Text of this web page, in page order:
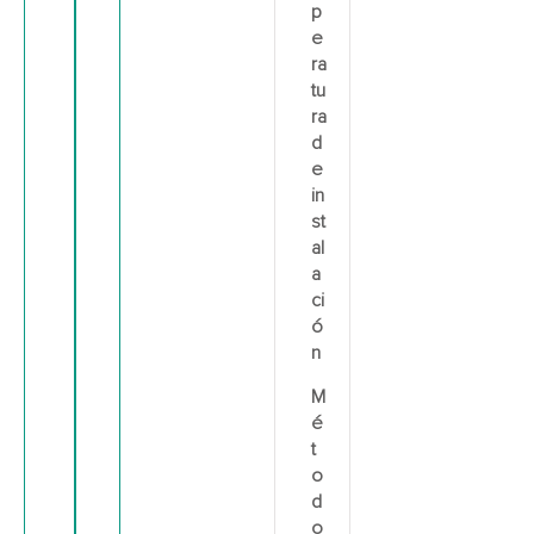
p
e
ra
tu
ra
d
e
in
st
al
a
ci
ó
n
M
é
t
o
d
o